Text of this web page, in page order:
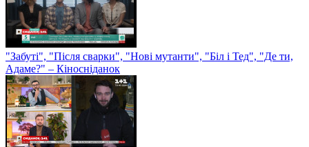
"Забуті", "Після сварки", "Нові мутанти", "Біл і Тед", "Де ти,
Адаме?" – Кіносніданок